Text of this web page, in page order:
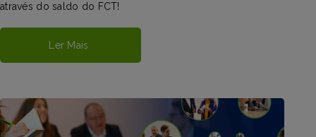
através do saldo do FCT!
Ler Mais